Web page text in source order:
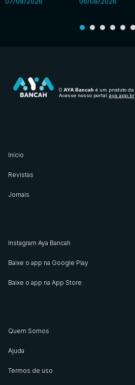
O AYA Bancah é um produto da
Acesse nosso portal aya.app.br
Início
Revistas
Jornais
Instagram Aya Bancah
Baixe o app na Google Play
Baixe o app na App Store
Quem Somos
Ajuda
Termos de uso